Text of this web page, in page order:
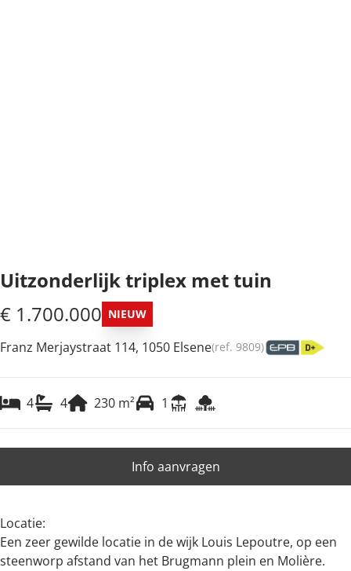
Uitzonderlijk triplex met tuin
€ 1.700.000 NIEUW
Franz Merjaystraat 114, 1050 Elsene(ref. 9809)
4 4 230 m² 1
Info aanvragen
Locatie:
Een zeer gewilde locatie in de wijk Louis Lepoutre, op een
steenworp afstand van het Brugmann plein en Molière.